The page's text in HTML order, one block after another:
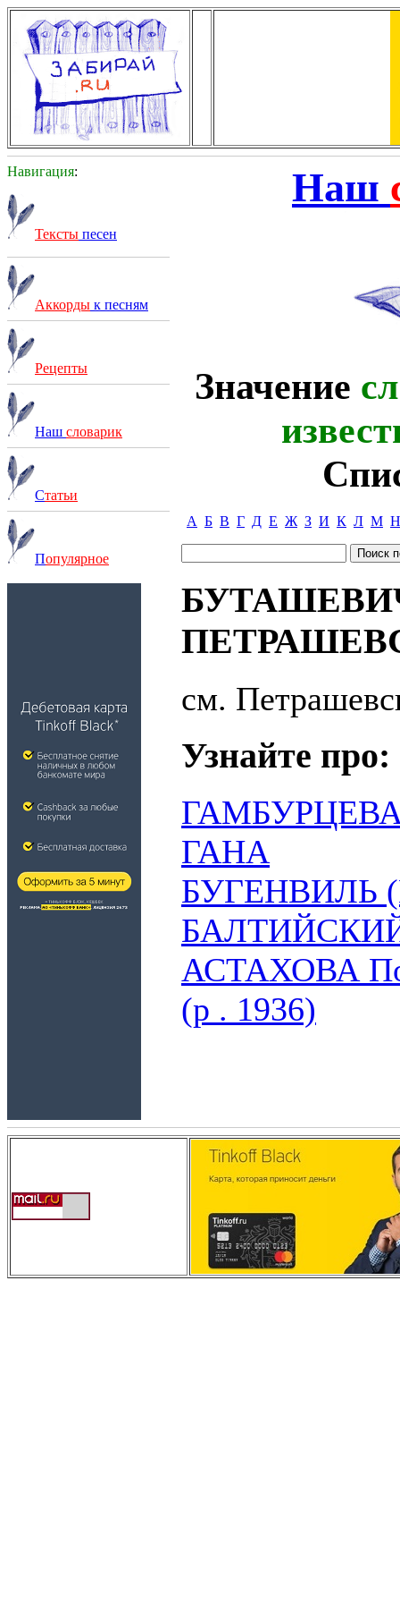
Навигация:
Тексты песен
Аккорды к песням
Рецепты
Наш словарик
Статьи
Популярное
Наш
Значение
А Б В Г Д Е Ж З И К Л М Н
см.
Узнайте про:
ГАНА
БУГЕНВИЛЬ
АСТАХОВА
(р . 1936)